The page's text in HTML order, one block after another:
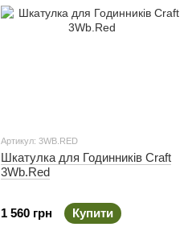
Артикул: 3WB.RED
Шкатулка для Годинників Craft
3Wb.Red
1 560 грн Купити